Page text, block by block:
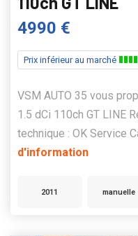
4990 €
Prix inférieur au marché
VSM AUTO 35 vous
1.5 dCi 110ch GT LINE
technique : OK Service
d'information
2011 manuelle